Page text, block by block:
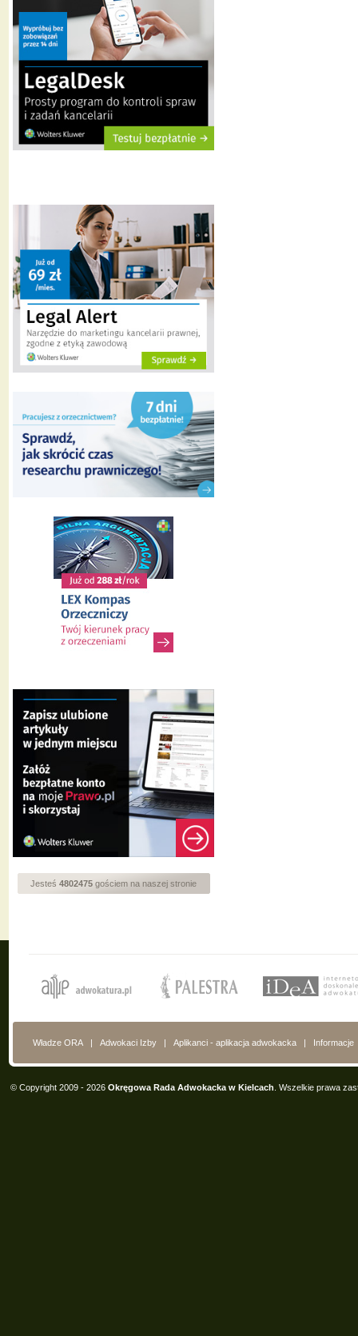
Jesteś 4802475 gościem na naszej stronie
Władze ORA | Adwokaci Izby | Aplikanci - aplikacja adwokacka | Informacje
© Copyright 2009 - 2026 Okręgowa Rada Adwokacka w Kielcach . Wszelkie prawa